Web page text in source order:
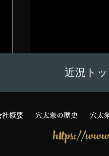
お知らせ
近況ト
社概要 穴太衆の歴史 穴太
https://